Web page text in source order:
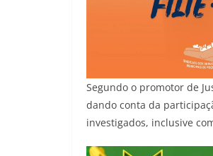
Segundo o promotor de
dando conta da
investigados, inclusive